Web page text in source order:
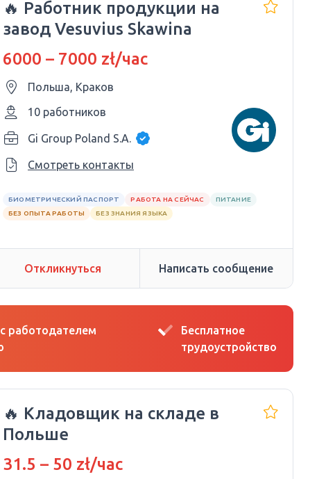
🔥 Работник продукции на
завод Vesuvius Skawina
6000 – 7000 zł/час
Польша, Краков
10 работников
Gi Group Poland S.A.
Смотреть контакты
БИОМЕТРИЧЕСКИЙ ПАСПОРТ РАБОТА НА СЕЙЧАС
ПИТАНИЕ
БЕЗ ОПЫТА РАБОТЫ
БЕЗ ЗНАНИЯ ЯЗЫКА
Откликнуться Написать сообщение
работодателем
Бесплатное
трудоустройство
🔥 Кладовщик на складе в
Польше
31.5 – 50 zł/час